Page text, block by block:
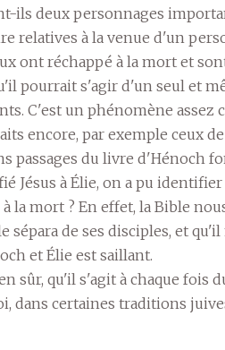
ils deux personnages
relatives à la venue d'un
ont réchappé à la mort et
pourrait s'agir d'un seul et
C'est un phénomène assez
encore, par exemple ceux
passages du livre d'Hénoch
Jésus à Élie, on a pu identifier
la mort ? En effet, la Bible
sépara de ses disciples, et
et Élie est saillant.
sûr, qu'il s'agit à chaque fois
dans certaines traditions